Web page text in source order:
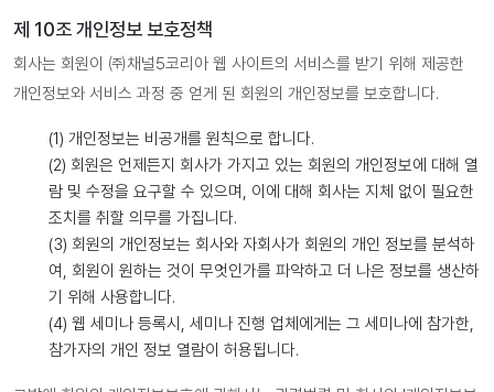
제 10조 개인정보 보호정책
회사는 회원이 ㈜채널5코리아 웹 사이트의 서비스를 받기 위해 제공한
개인정보와 서비스 과정 중 얻게 된 회원의 개인정보를 보호합니다.
(1) 개인정보는 비공개를 원칙으로 합니다.
(2) 회원은 언제든지 회사가 가지고 있는 회원의 개인정보에 대해 열
람 및 수정을 요구할 수 있으며, 이에 대해 회사는 지체 없이 필요한
조치를 취할 의무를 가집니다.
(3) 회원의 개인정보는 회사와 자회사가 회원의 개인 정보를 분석하
여, 회원이 원하는 것이 무엇인가를 파악하고 더 나은 정보를 생산하
기 위해 사용합니다.
(4) 웹 세미나 등록시, 세미나 진행 업체에게는 그 세미나에 참가한,
참가자의 개인 정보 열람이 허용됩니다.